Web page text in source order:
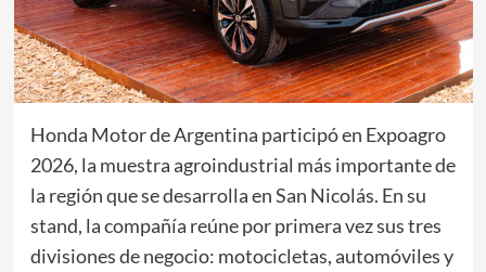
Honda Motor de Argentina participó en Expoagro
2026, la muestra agroindustrial más importante de
la región que se desarrolla en San Nicolás. En su
stand, la compañía reúne por primera vez sus tres
divisiones de negocio: motocicletas, automóviles y